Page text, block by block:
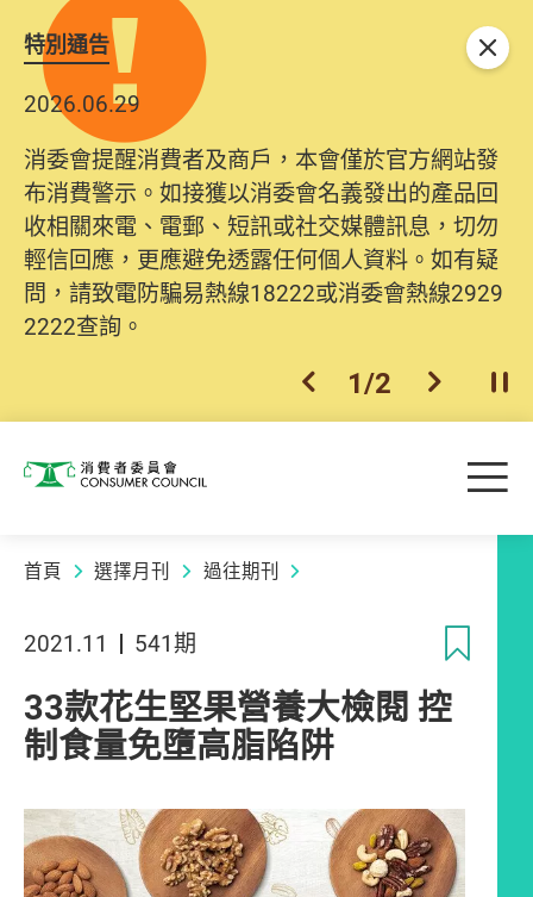
特別通告
2026.06.29
消委會提醒消費者及商戶，本會僅於官方網站發
布消費警示。如接獲以消委會名義發出的產品回
收相關來電、電郵、短訊或社交媒體訊息，切勿
輕信回應，更應避免透露任何個人資料。如有疑
問，請致電防騙易熱線18222或消委會熱線2929
2222查詢。
上一個
1/2 下一個開
關閉
消費者委員會 目
首頁 選擇月刊 過往期刊
2021.11 541期
33款花生堅果營養大檢閱 控
制食量免墮高脂陷阱